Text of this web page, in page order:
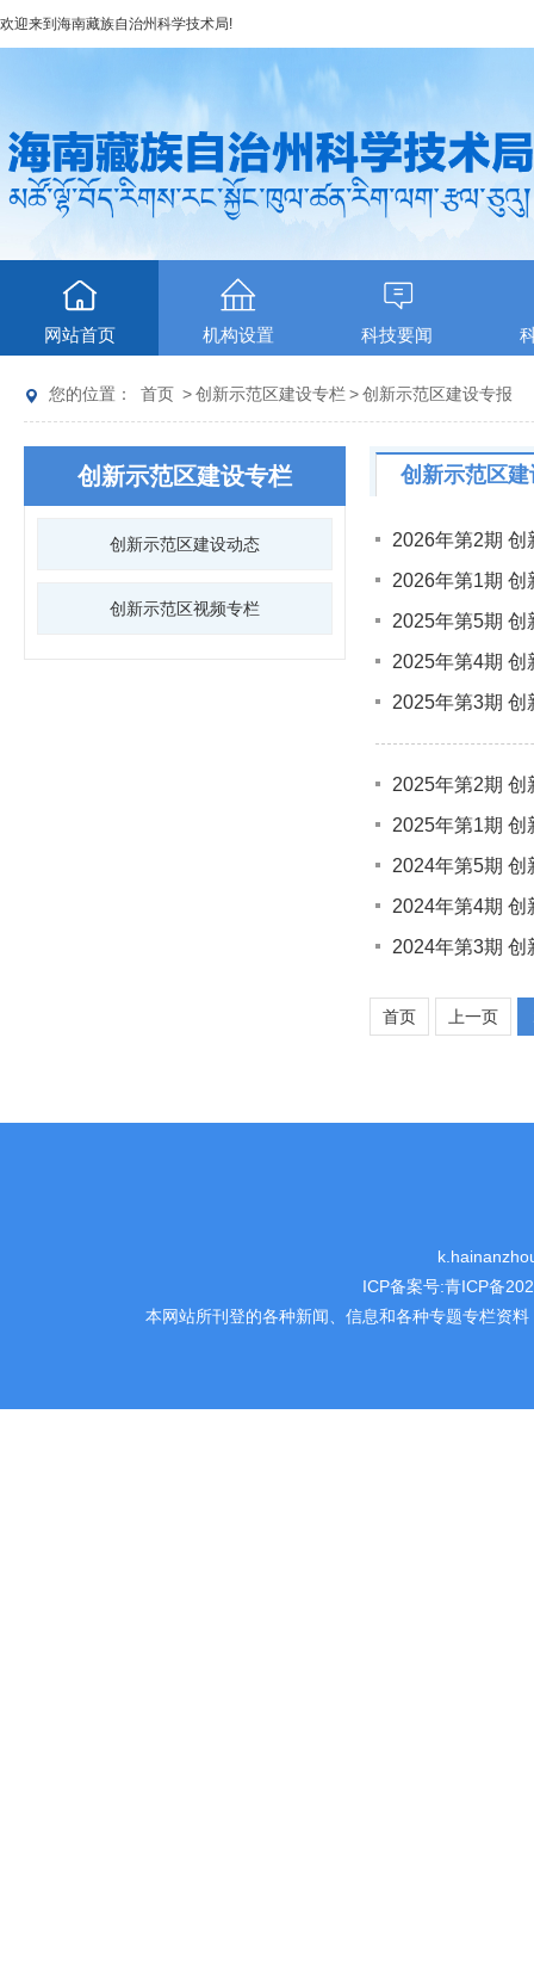
欢迎来到 海南藏族自治州科学技术局!
网站首页 机构设置 科技要闻
您的位置： 首页 >创新示范区建设专栏>创新示范区建设专报
创新示范区建设专栏
创新示范区建设动态
创新示范区视频专栏
创新示范区
2026年第2期 创
2026年第1期 创
2025年第5期 创
2025年第4期 创
2025年第3期 创
2025年第2期 创
2025年第1期 创
2024年第5期 创
2024年第4期 创
2024年第3期 创
首页 上一页
ICP备案号:青ICP备
本网站所刊登的各种新闻、信息和各种专题专栏资